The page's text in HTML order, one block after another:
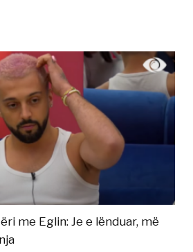
me Eglin: Je e lënduar, më